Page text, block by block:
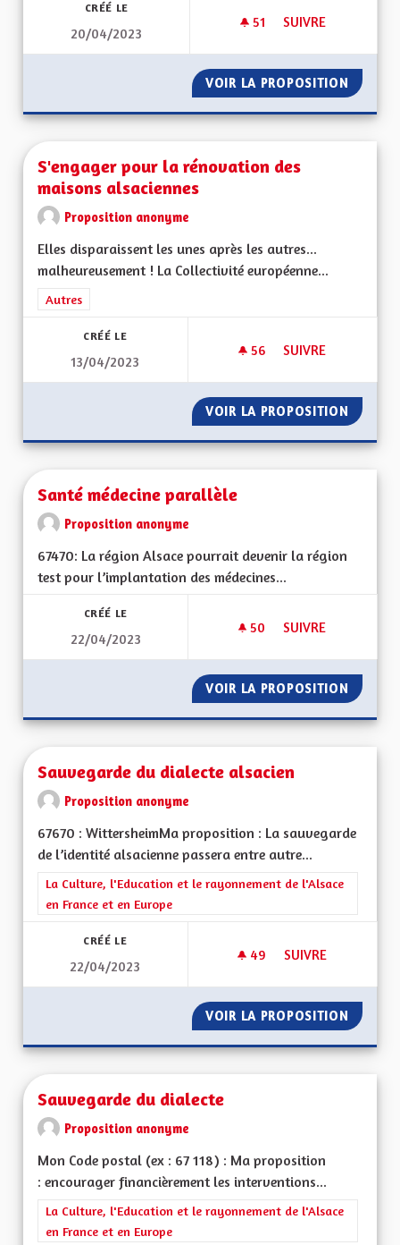
CRÉÉ LE
20/04/2023
51 51 ABONNÉS
SUIVRE
VOIR LA PROPOSITION
S'engager pour la rénovation des
maisons alsaciennes
Proposition anonyme
Elles disparaissent les unes après les autres...
malheureusement ! La Collectivité européenne...
Filtrer les résultats de la catégorie : Autres
Autres
CRÉÉ LE
13/04/2023
56 56 ABONNÉS
SUIVRE
VOIR LA PROPOSITION
Santé médecine parallèle
Proposition anonyme
67470: La région Alsace pourrait devenir la région
test pour l’implantation des médecines...
CRÉÉ LE
22/04/2023
50 50 ABONNÉS
SUIVRE
VOIR LA PROPOSITION SANTÉ
Sauvegarde du dialecte alsacien
Proposition anonyme
67670 : WittersheimMa proposition : La sauvegarde
de l’identité alsacienne passera entre autre...
Filtrer les résultats de la catégorie : La Culture, l'Education et
La Culture, l'Education et le rayonnement de l'Alsace
en France et en Europe
CRÉÉ LE
22/04/2023
49 49 ABONNÉS
SUIVRE
VOIR LA PROPOSITION
Sauvegarde du dialecte
Proposition anonyme
Mon Code postal (ex : 67 118) : Ma proposition
: encourager financièrement les interventions...
Filtrer les résultats de la catégorie : La Culture, l'Education et
La Culture, l'Education et le rayonnement de l'Alsace
en France et en Europe